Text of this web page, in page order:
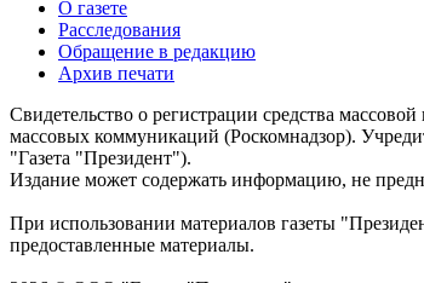
О газете
Расследования
Обращение в редакцию
Архив печати
Свидетельство о регистрации средства
массовых коммуникаций (Роскомнадзор).
"Газета "Президент").
Издание может содержать информацию, не
При использовании материалов газеты
предоставленные материалы.